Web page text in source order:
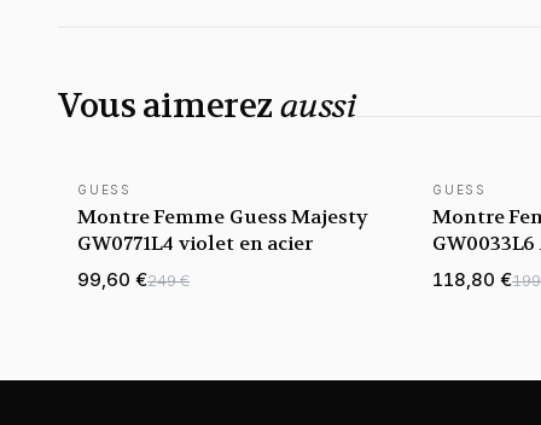
Vous aimerezaussi
GUESS
Montre Femme Guess Majesty
GW0771L4 violet en acier
99,60 €249 €
GUESS
Montre
Cristaux
118,80 €